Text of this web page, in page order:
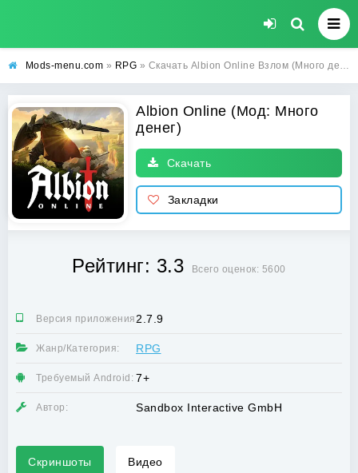
Mods-menu.com » RPG » Скачать Albion Online Взлом (Много денег) на Андроид бесплатно
Albion Online (Мод: Много
денег)
Скачать
Закладки
Рейтинг: 3.3 Всего оценок: 5600
Версия приложения:2.7.9
Жанр/Категория: RPG
Требуемый Android: 7+
Автор: Sandbox Interactive GmbH
Скриншоты Видео